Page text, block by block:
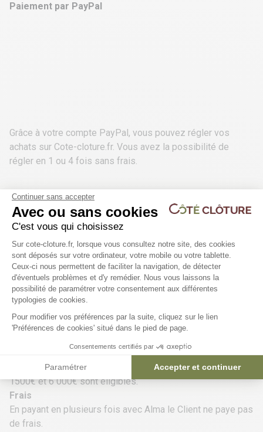
Paiement par PayPal
Grâce à votre compte PayPal, vous pouvez régler vos
achats sur Cote-cloture.fr. Vous avez la possibilité de
régler en 1 ou 4 fois sans frais.
Paiement en plusieurs fois avec Alma
Le paiement en plusieurs fois/différé est disponible via
notre partenaire Alma. La sécurisation des paiements est
assurée par Alma et ses prestataires. Tous les paiements
sont protégés par le 3D Secure.
Montant des achats
paiement avec Alma en 2, 3 ou 4 fois.
Pour les paiements en 10 ou 12 fois, les achats entre
1500€ et 6 000€ sont éligibles.
Frais
En payant en plusieurs fois avec Alma le Client ne paye pas
de frais.
Continuer sans accepter
Avec ou sans cookies
C'est vous qui choisissez
Plateforme de Gestion du
Sur cote-cloture.fr, lorsque vous consultez notre site, des cookies
sont déposés sur votre ordinateur, votre mobile ou votre tablette.
Ceux-ci nous permettent de faciliter la navigation, de détecter
d'éventuels problèmes et d'y remédier. Nous vous laissons la
possibilité de paramétrer votre consentement aux différentes
typologies de cookies.
Pour modifier vos préférences par la suite, cliquez sur le lien
'Préférences de cookies' situé dans le pied de page.
Consentements certifiés par
Paramétrer Accepter et continuer
Axeptio consent